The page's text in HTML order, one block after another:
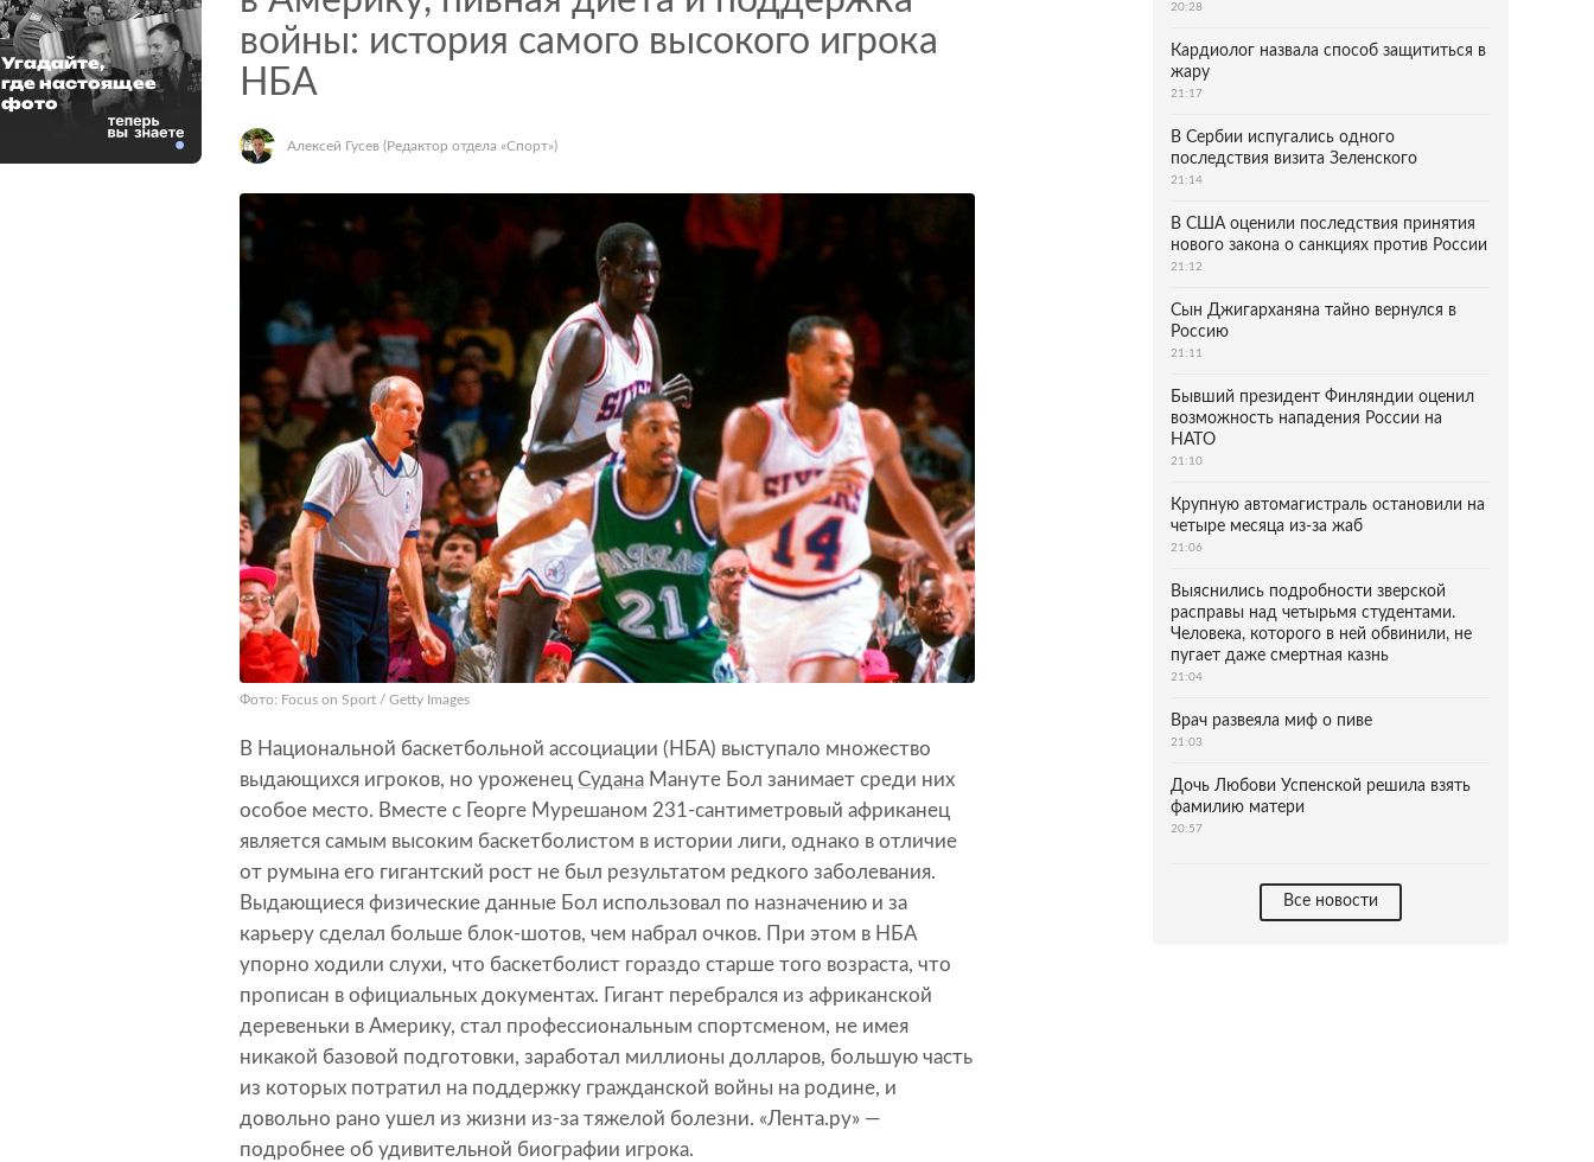
войны: история самого высокого игрока
НБА
Алексей Гусев (Редактор отдела «Спорт»)
Фото: Focus on Sport / Getty Images
В Национальной баскетбольной ассоциации (НБА) выступало множество
выдающихся игроков, но уроженец Судана Мануте Бол занимает среди них
особое место. Вместе с Георге Мурешаном 231-сантиметровый африканец
является самым высоким баскетболистом в истории лиги, однако в отличие
от румына его гигантский рост не был результатом редкого заболевания.
Выдающиеся физические данные Бол использовал по назначению и за
карьеру сделал больше блок-шотов, чем набрал очков. При этом в НБА
упорно ходили слухи, что баскетболист гораздо старше того возраста, что
прописан в официальных документах. Гигант перебрался из африканской
деревеньки в Америку, стал профессиональным спортсменом, не имея
никакой базовой подготовки, заработал миллионы долларов, большую часть
из которых потратил на поддержку гражданской войны на родине, и
довольно рано ушел из жизни из-за тяжелой болезни. «Лента.ру» —
подробнее об удивительной биографии игрока.
Угадайте,
где настоящее
фото
20:28
Кардиолог назвала способ защититься в
жару
21:17
В Сербии испугались одного
последствия визита Зеленского
21:14
В США оценили последствия принятия
нового закона о санкциях против России
21:12
Сын Джигарханяна тайно вернулся в
Россию
21:11
Бывший президент Финляндии оценил
возможность нападения России на
НАТО
21:10
Крупную автомагистраль остановили на
четыре месяца из-за жаб
21:06
Выяснились подробности зверской
расправы над четырьмя студентами.
Человека, которого в ней обвинили, не
пугает даже смертная казнь
21:04
Врач развеяла миф о пиве
21:03
Дочь Любови Успенской решила взять
фамилию матери
20:57
Все новости